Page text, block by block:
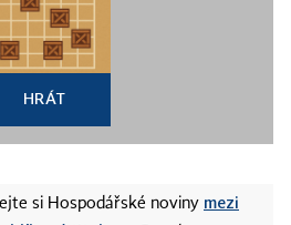
HRÁT
si Hospodářské noviny mezi